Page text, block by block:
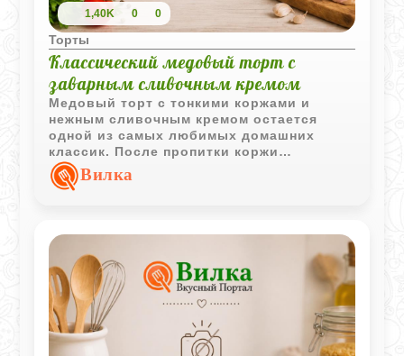
1,40K 0 0
Торты
Классический медовый торт с
заварным сливочным кремом
Медовый торт с тонкими коржами и
нежным сливочным кремом остается
одной из самых любимых домашних
классик. После пропитки коржи
становятся мягкими, аромат меда
раскрывается ярче, а вкус получается
Вилка